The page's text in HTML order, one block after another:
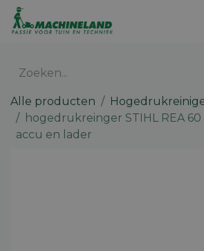
Overslaan naar inhoud
Alle producten
hogedrukreinger STIHL REA 60
accu en lader